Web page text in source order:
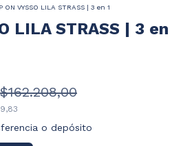
ON VYSSO LILA STRASS | 3 en 1
LILA STRASS | 3 en
$162.208,00
o depósito